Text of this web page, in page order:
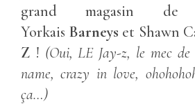
grand magasin
Yorkais Barneys et Shawn
Z ! (Oui, LE Jay-z, le mec de
name, crazy in love,
ça…)